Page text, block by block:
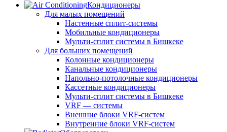
Кондиционеры
Для малых помещений
Настенные сплит-системы
Мобильные кондиционеры
Мульти-сплит системы в Бишкеке
Для больших помещений
Колонные кондиционеры
Канальные кондиционеры
Напольно-потолочные кондиционеры
Кассетные кондиционеры
Мульти-сплит системы в Бишкеке
VRF — системы
Внешние блоки VRF-систем
Внутренние блоки VRF-систем